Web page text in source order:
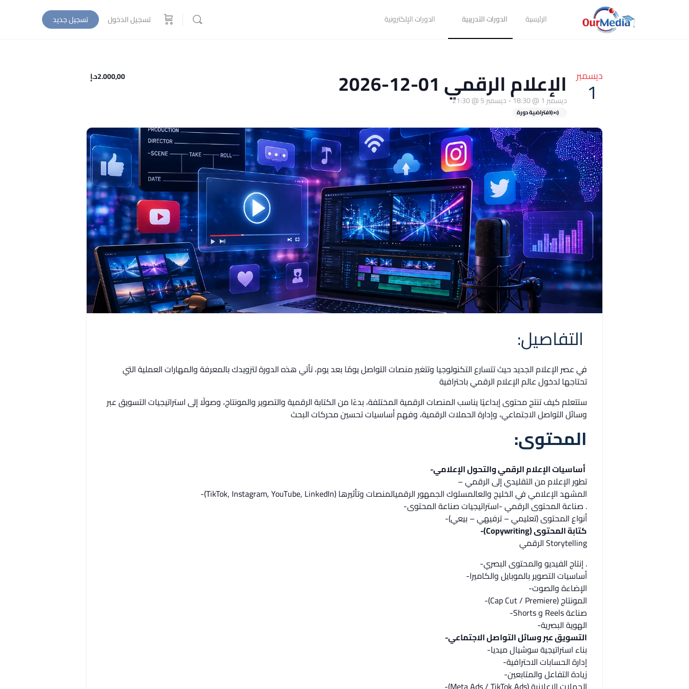
الرئيسية الدورات التدريبية الدورات الإلكترونية تسجيل الدخول تسجيل جديد
ديسمبر
1 الإعلام الرقمي 01-12-2026
ديسمبر 1 @ 18:30 -ديسمبر 5 @ 21:30
افتراضية دورة
2.000,00د.إ
التفاصيل:
في عصر الإعلام الجديد حيث تتسارع التكنولوجيا وتتغير منصات التواصل يومًا بعد يوم، تأتي هذه الدورة لتزويدك بالمعرفة والمهارات العملية التي
تحتاجها لدخول عالم الإعلام الرقمي باحترافية
ستتعلم كيف تنتج محتوى إبداعيًا يناسب المنصات الرقمية المختلفة، بدءًا من الكتابة الرقمية والتصوير والمونتاج، وصولًا إلى استراتيجيات التسويق عبر
وسائل التواصل الاجتماعي، وإدارة الحملات الرقمية، وفهم أساسيات تحسين محركات البحث
المحتوى:
أساسيات الإعلام الرقمي والتحول الإعلامي-
تطور الإعلام من التقليدي إلى الرقمي –
المشهد الإعلامي في الخليج والعالمسلوك الجمهور الرقميالمنصات وتأثيرها (TikTok, Instagram, YouTube, LinkedIn)-
. صناعة المحتوى الرقمي -استراتيجيات صناعة المحتوى-
أنواع المحتوى (تعليمي – ترفيهي – بيعي)-
كتابة المحتوى (Copywriting)-
Storytelling الرقمي
. إنتاج الفيديو والمحتوى البصري-
أساسيات التصوير بالموبايل والكاميرا-
الإضاءة والصوت-
المونتاج (Cap Cut / Premiere)-
صناعة Reels و Shorts-
الهوية البصرية-
التسويق عبر وسائل التواصل الاجتماعي-
بناء استراتيجية سوشيال ميديا-
إدارة الحسابات الاحترافية-
زيادة التفاعل والمتابعين-